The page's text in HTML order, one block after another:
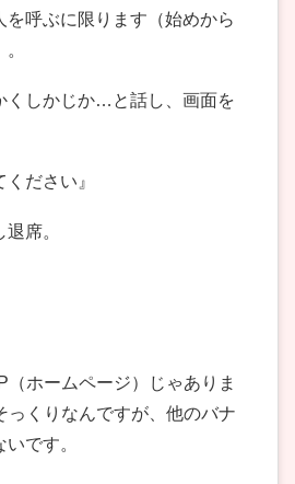
を呼ぶに限ります（始めから
くしかじか…と話し、画面を
ください』
席。
（ホームページ）じゃありま
っくりなんですが、他のバナ
です。